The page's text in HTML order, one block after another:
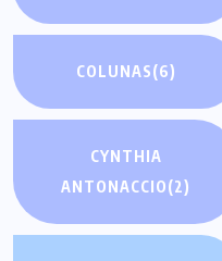
COLUNAS(6)
CYNTHIA
ANTONACCIO(2)